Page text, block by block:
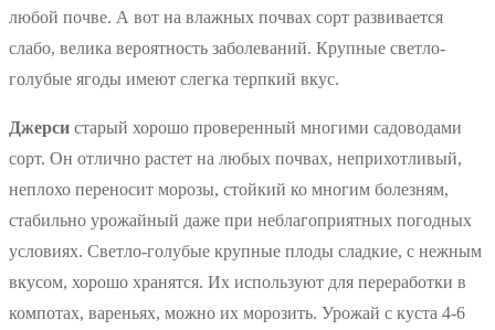
любой почве. А вот на влажных почвах сорт развивается
слабо, велика вероятность заболеваний. Крупные светло-
голубые ягоды имеют слегка терпкий вкус.
Джерси старый хорошо проверенный многими садоводами
сорт. Он отлично растет на любых почвах, неприхотливый,
неплохо переносит морозы, стойкий ко многим болезням,
стабильно урожайный даже при неблагоприятных погодных
условиях. Светло-голубые крупные плоды сладкие, с нежным
вкусом, хорошо хранятся. Их используют для переработки в
компотах, вареньях, можно их морозить. Урожай с куста 4-6